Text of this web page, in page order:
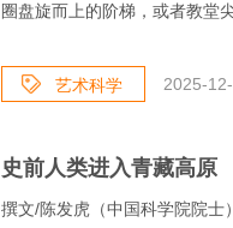
圈盘旋而上的阶梯，或者教堂
艺术科学 2025-
史前人类进入青藏高原
撰文/陈发虎（中国科学院院士